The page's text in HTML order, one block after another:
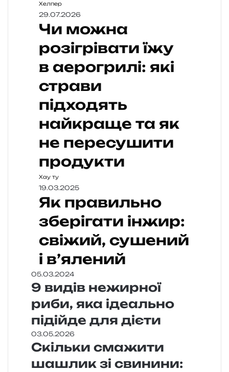
Хелпер
29.07.2026
Чи можна
розігрівати їжу
в аерогрилі: які
страви
підходять
найкраще та як
не пересушити
продукти
Хау ту
19.03.2025
Як правильно
зберігати інжир:
свіжий, сушений
і в’ялений
05.03.2024
9 видів нежирної
риби, яка ідеально
підійде для дієти
03.05.2026
Скільки смажити
шашлик зі свинини: